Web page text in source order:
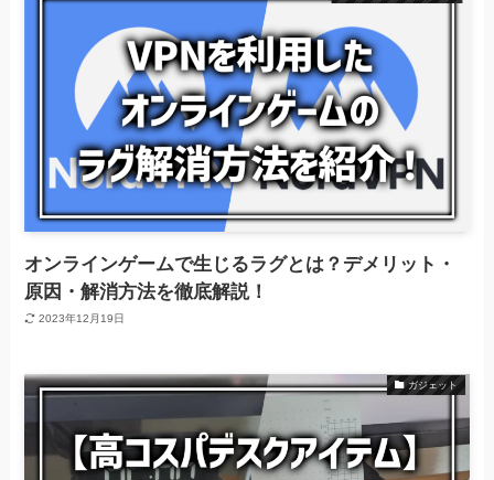
オンラインゲームで生じるラグとは？デメリット・
原因・解消方法を徹底解説！
2023年12月19日
ガジェット